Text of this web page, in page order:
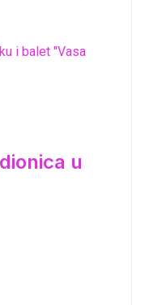
i balet "Vasa
u